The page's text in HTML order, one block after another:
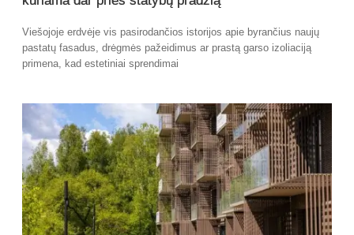
Viešojoje erdvėje vis pasirodančios istorijos apie byrančius naujų
pastatų fasadus, drėgmės pažeidimus ar prastą garso izoliaciją
primena, kad estetiniai sprendimai